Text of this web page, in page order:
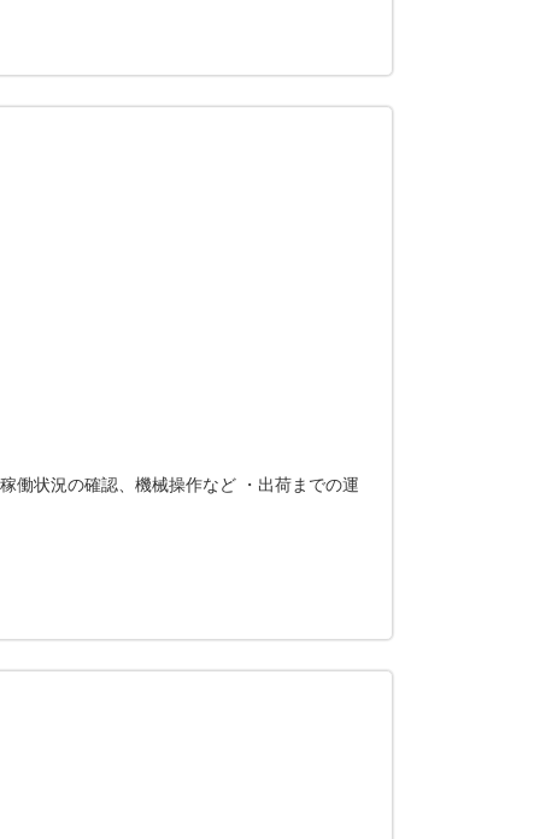
働状況の確認、機械操作など ・出荷までの運